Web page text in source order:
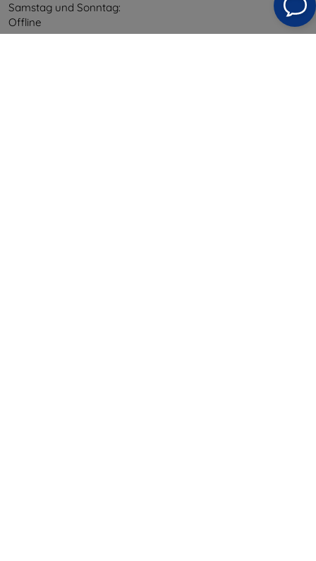
Samstag und Sonntag:
Offline